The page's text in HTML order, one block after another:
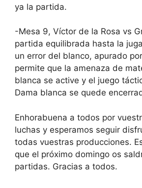
ya la partida.
-Mesa 9, Víctor de la Rosa vs
partida equilibrada hasta la
un error del blanco, apurado
permite que la amenaza de
blanca se active y el juego
Dama blanca se quede
Enhorabuena a todos por
luchas y esperamos seguir
todas vuestras producciones.
que el próximo domingo os
partidas. Gracias a todos.